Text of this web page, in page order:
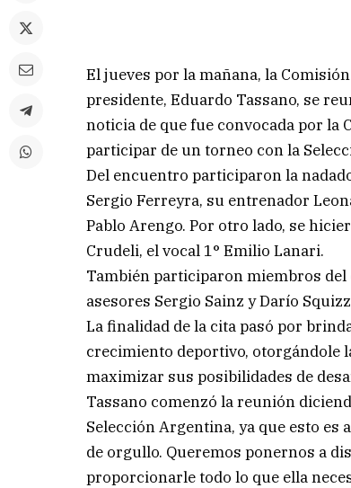
El jueves por la mañana, la
presidente, Eduardo Tassano, se
noticia de que fue convocada por la
participar de un torneo con la
Del encuentro participaron la
Sergio Ferreyra, su entrenador
Pablo Arengo. Por otro lado, se
Crudeli, el vocal 1° Emilio Lanari.
También participaron miembros
asesores Sergio Sainz y Darío
La finalidad de la cita pasó por
crecimiento deportivo, otorgándole
maximizar sus posibilidades de
Tassano comenzó la reunión
Selección Argentina, ya que esto es
de orgullo. Queremos ponernos a
proporcionarle todo lo que ella